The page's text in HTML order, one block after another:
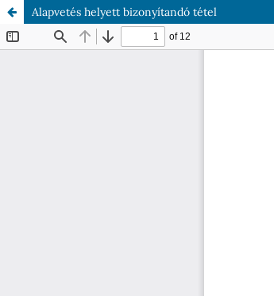
Alapvetés helyett bizonyítandó tétel